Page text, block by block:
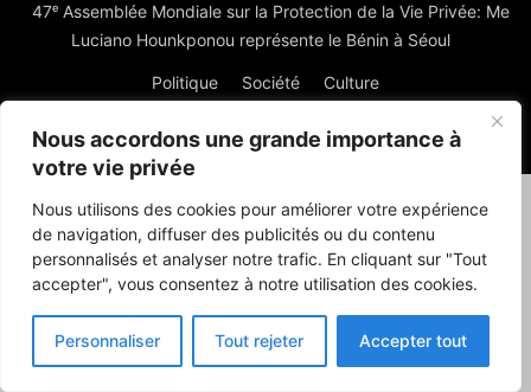
Nous accordons une grande importance à
votre vie privée
Nous utilisons des cookies pour améliorer votre expérience
de navigation, diffuser des publicités ou du contenu
personnalisés et analyser notre trafic. En cliquant sur "Tout
accepter", vous consentez à notre utilisation des cookies.
Personnaliser Tout rejeter Accepter tout
47ᵉ Assemblée Mondiale sur la Protection de la Vie Privée: Me
Luciano Hounkponou représente le Bénin à Séoul
Politique Société Culture
© Powered by digitXplus Francophone